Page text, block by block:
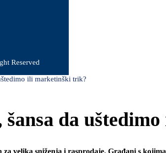
Reserved
ili marketinški trik?
šansa da